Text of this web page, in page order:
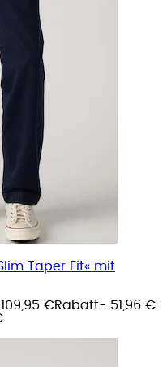
Taper Fit« mit
109,95 €Rabatt- 51,96 €